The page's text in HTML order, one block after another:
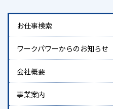
お仕事検索
ワークパワーからのお知らせ
会社概要
事業案内